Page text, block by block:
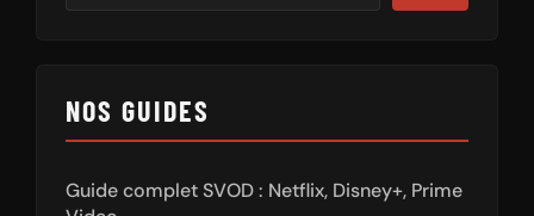
NOS GUIDES
Guide complet SVOD : Netflix, Disney+, Prime